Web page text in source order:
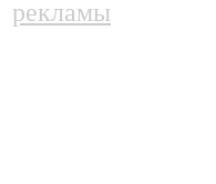
рекламы